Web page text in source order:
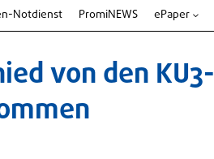
Notdienst PromiNEWS ePaper 3
von den KU3-